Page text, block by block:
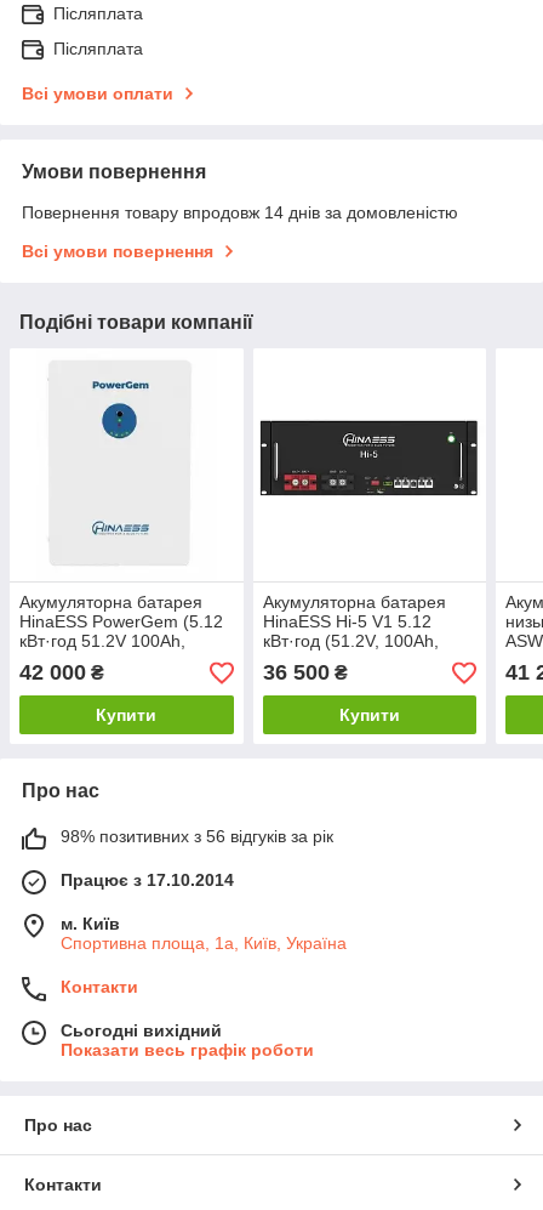
Післяплата
Післяплата
Всі умови оплати
Умови повернення
Повернення товару впродовж 14 днів за домовленістю
Всі умови повернення
Подібні товари компанії
Акумуляторна батарея
HinaESS PowerGem (5.12
кВт·год 51.2V 100Ah,
LiFePO₄, Smart BMS,
100A)
42 000 ₴
Купити
Акумуляторна батарея
HinaESS Hi-5 V1 5.12
кВт·год (51.2V, 100Ah,
LiFePO₄, Smart BMS,
100A)
36 500₴
Купити
41
Про нас
98% позитивних з 56 відгуків за рік
Працює з 17.10.2014
м. Київ
Спортивна площа, 1а, Київ, Україна
Контакти
Сьогодні вихідний
Показати весь графік роботи
Про нас
Контакти